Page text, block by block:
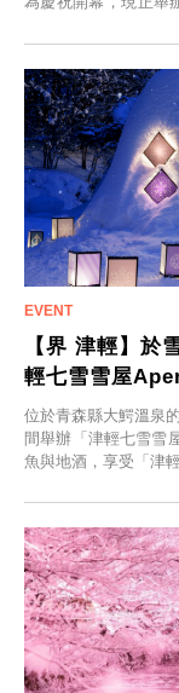
人的旅館，您才能在
【界 津輕】於
輕七雪雪屋
位於青森縣大鰐溫泉
間舉辦「津輕七雪雪
魚與地酒，享受「津